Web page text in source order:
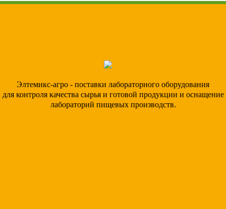
Элтемикс-агро - поставки лабораторного оборудования
для контроля качества сырья и готовой продукции и оснащение
лабораторий пищевых производств.